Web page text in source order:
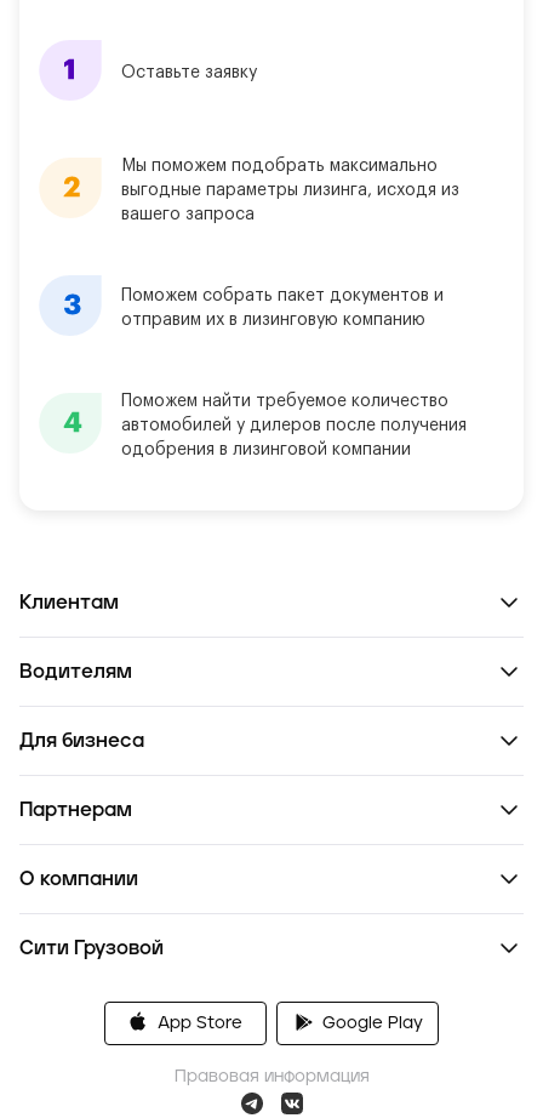
Оставьте заявку
Мы поможем подобрать максимально
выгодные параметры лизинга, исходя из
вашего запроса
Поможем собрать пакет документов и
отправим их в лизинговую компанию
Поможем найти требуемое количество
автомобилей у дилеров после получения
одобрения в лизинговой компании
Клиентам
Водителям
Для бизнеса
Партнерам
О компании
Сити Грузовой
App Store Google Play
Правовая информация